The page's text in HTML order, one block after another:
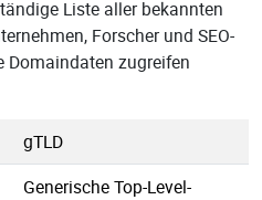
Liste aller bekannten
Forscher und SEO-
Domaindaten zugreifen
gTLD
Generische Top-Level-